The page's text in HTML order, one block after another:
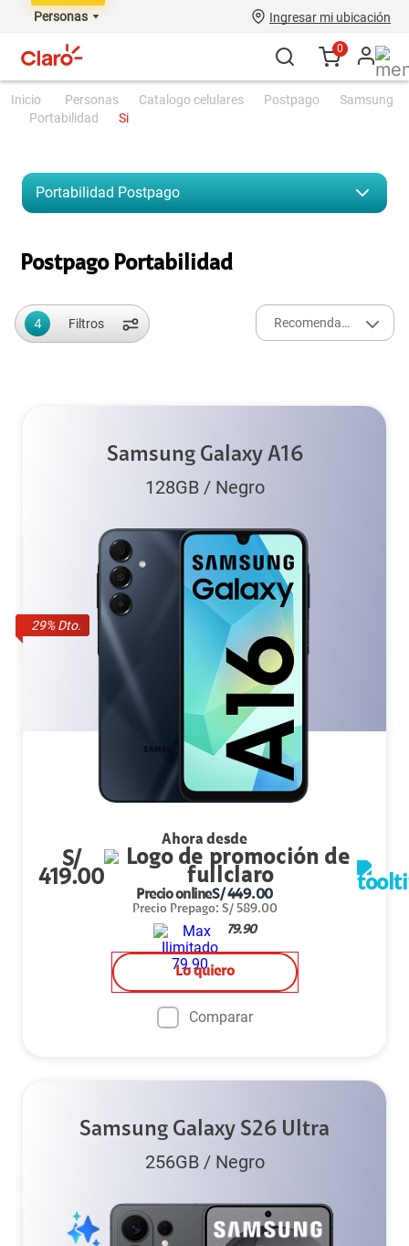
Personas Ingresar mi ubicación
0
personas catalogo celulares postpago
samsung
portabilidad
si
Portabilidad Postpago
Postpago Portabilidad
4 Filtros Recomendados
29% Dto.
Samsung Galaxy A16
128GB/ Negro
Ahora desde
S/
419.00
Precio onlineS/449.00
Precio Prepago: S/ 589.00
79.90
Lo quiero
Comparar
Samsung Galaxy S26 Ultra
256GB/ Negro